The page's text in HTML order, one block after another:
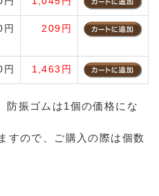
円 209円
円 1,463円
防振ゴムは1個の価格にな
すので、ご購入の際は個数